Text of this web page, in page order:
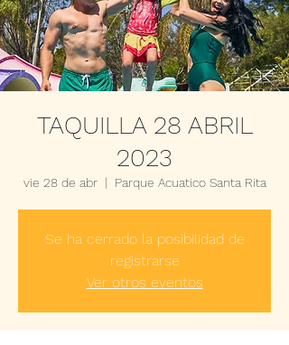
TAQUILLA 28 ABRIL
2023
vie 28 de abr
  |
Parque Acuatico Santa Rita
Se ha cerrado la posibilidad de
registrarse
Ver otros eventos